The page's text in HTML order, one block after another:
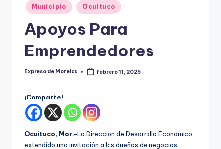
el
Publicado
en
Municipio Ocuituco
Apoyos Para
Emprendedores
Publicado
Expreso de Morelos febrero 11, 2025
¡Comparte!
Ocuituco, Mor.-La Dirección de Desarrollo Económico
extendido una invitación a los dueños de negocios,